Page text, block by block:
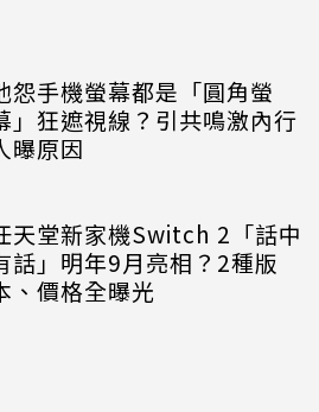
怨手機螢幕都是「圓角螢
」狂遮視線？引共鳴激內行
曝原因
天堂新家機Switch 2「話中
話」明年9月亮相？2種版
、價格全曝光